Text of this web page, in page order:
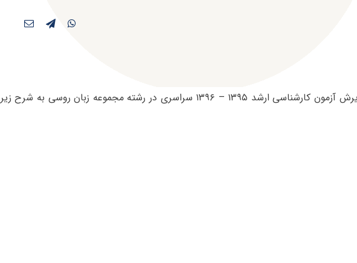
ظرفیت پذیرش آزمون کارشناسی ارشد ۱۳۹۵ – ۱۳۹۶ سراسری در رشته مجموعه زبان روسی به شرح زیر